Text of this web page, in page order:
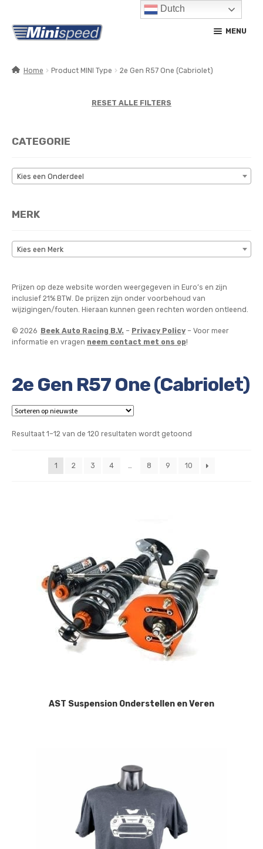
Ga
door
navigatie
Ga
naar
inhoud
MENU
CONTACT
MIJN ACCOUNT
Home Product MINI Type 2e Gen R57 One (Cabriolet)
2e Gen R57 One (Cabriolet)
Resultaat 1–12 van de 120 resultaten wordt getoondGesorteerd
1
2 3 4 8 9 10
AST Suspension Onderstellen en Veren
RESET ALLE FILTERS
CATEGORIE
Kies een Onderdeel
MERK
Kies een Merk
Prijzen op deze website worden weergegeven in Euro’s en zijn
inclusief 21% BTW. De prijzen zijn onder voorbehoud van
wijzigingen/fouten. Hieraan kunnen geen rechten worden ontleend.
© 2026 Beek Auto Racing B.V. – Privacy Policy– Voor meer
informatie en vragen neem contact met ons op!
Dutch